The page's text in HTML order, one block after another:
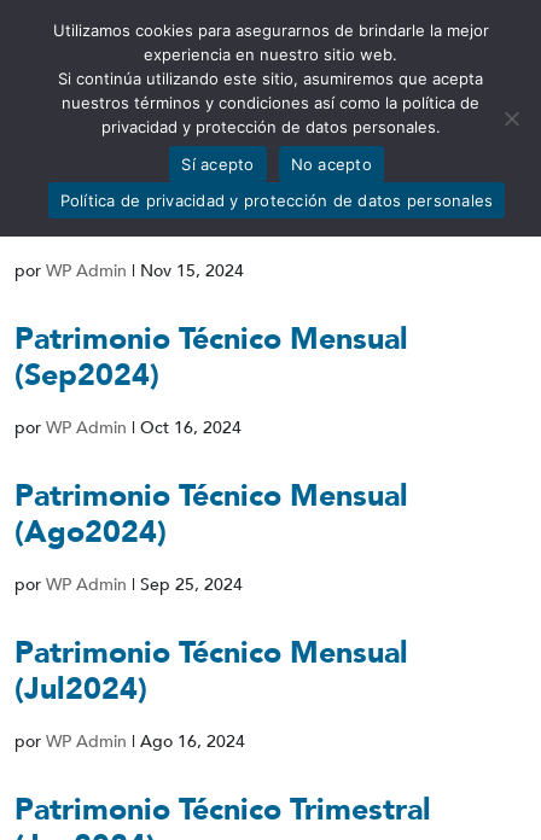
Abrir barra de herramientas
Patrimonio Técnico Mensual
(Oct2024)
por WP Admin | Nov 15, 2024
Patrimonio Técnico Mensual
(Sep2024)
por WP Admin | Oct 16, 2024
Patrimonio Técnico Mensual
(Ago2024)
por WP Admin | Sep 25, 2024
Patrimonio Técnico Mensual
(Jul2024)
por WP Admin | Ago 16, 2024
Patrimonio Técnico Trimestral
Utilizamos cookies para asegurarnos de brindarle la mejor
experiencia en nuestro sitio web.
Si continúa utilizando este sitio, asumiremos que acepta
nuestros términos y condiciones así como la política de
privacidad y protección de datos personales.
Sí acepto
No acepto
Política de privacidad y protección de datos personales